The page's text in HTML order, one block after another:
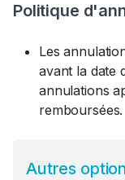
Politique
Les
avant la date
annulations
remboursées.
Autres